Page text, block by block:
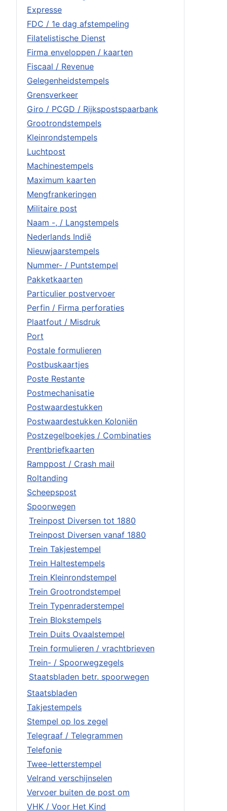
Expresse
FDC / 1e dag afstempeling
Filatelistische Dienst
Firma enveloppen / kaarten
Fiscaal / Revenue
Gelegenheidstempels
Grensverkeer
Giro / PCGD / Rijkspostspaarbank
Grootrondstempels
Kleinrondstempels
Luchtpost
Machinestempels
Maximum kaarten
Mengfrankeringen
Militaire post
Naam -, / Langstempels
Nederlands Indië
Nieuwjaarstempels
Nummer- / Puntstempel
Pakketkaarten
Particulier postvervoer
Perfin / Firma perforaties
Plaatfout / Misdruk
Port
Postale formulieren
Postbuskaartjes
Poste Restante
Postmechanisatie
Postwaardestukken
Postwaardestukken Koloniën
Postzegelboekjes / Combinaties
Prentbriefkaarten
Ramppost / Crash mail
Roltanding
Scheepspost
Spoorwegen
Treinpost Diversen tot 1880
Treinpost Diversen vanaf 1880
Trein Takjestempel
Trein Haltestempels
Trein Kleinrondstempel
Trein Grootrondstempel
Trein Typenraderstempel
Trein Blokstempels
Trein Duits Ovaalstempel
Trein formulieren / vrachtbrieven
Trein- / Spoorwegzegels
Staatsbladen betr. spoorwegen
Staatsbladen
Takjestempels
Stempel op los zegel
Telegraaf / Telegrammen
Telefonie
Twee-letterstempel
Velrand verschijnselen
Vervoer buiten de post om
VHK / Voor Het Kind